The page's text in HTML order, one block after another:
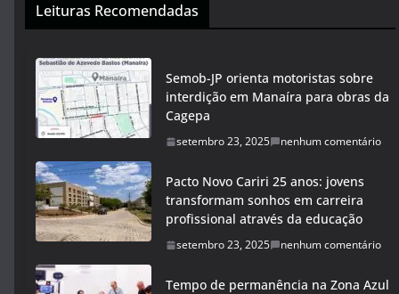
Leituras Recomendadas
Semob-JP orienta motoristas sobre
interdição em Manaíra para obras da
Cagepa
setembro 23, 2025 nenhum comentário
Pacto Novo Cariri 25 anos: jovens
transformam sonhos em carreira
profissional através da educação
setembro 23, 2025 nenhum comentário
Tempo de permanência na Zona Azul